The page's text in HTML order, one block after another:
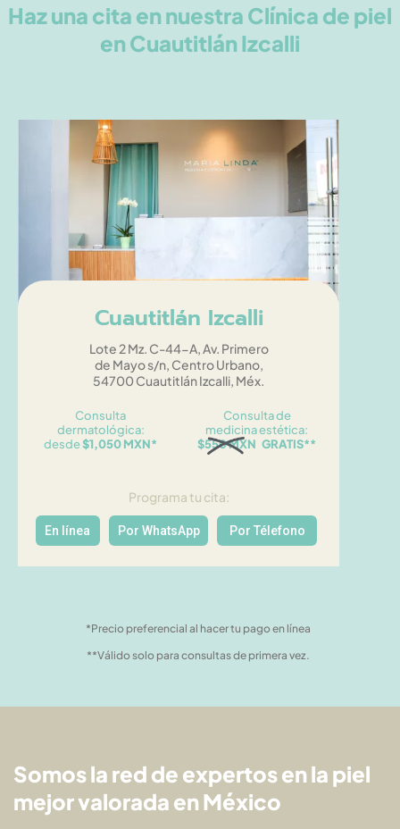
Haz una cita en nuestra Clínica de piel
en Cuautitlán Izcalli
Cuautitlán Izcalli
Lote 2 Mz. C-44-A, Av. Primero
de Mayo s/n, Centro Urbano,
54700 Cuautitlán Izcalli, Méx.
Consulta
dermatológica:
desde$1,050 MXN*
Consulta de
medicina estética:
$550 MXN GRATIS**
Programa tu cita:
En línea Por WhatsApp Por Télefono
*Precio preferencial al hacer tu pago en línea
**Válido solo para consultas de primera vez.
Somos la red de expertos en la piel
mejor valorada en México